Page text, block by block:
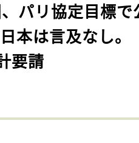
、パリ協定目標で
本は言及なし。
要請